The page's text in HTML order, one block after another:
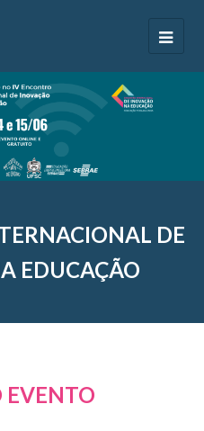
DE
EDUCAÇÃO
EVENTO